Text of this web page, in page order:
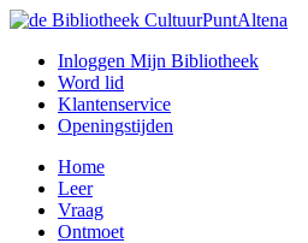
Inloggen Mijn Bibliotheek
Word lid
Klantenservice
Openingstijden
Home
Leer
Vraag
Ontmoet